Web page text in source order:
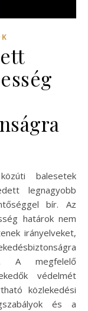
legnagyobb
bír. Az
határok nem
irányelveket,
A megfelelő
védelmét
közlekedési
és a